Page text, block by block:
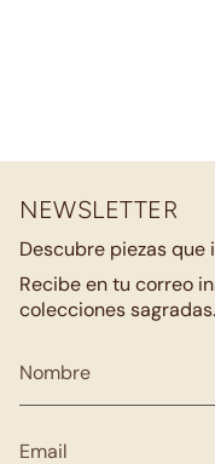
NEWSLETTER
Descubre piezas que
Recibe en tu correo
colecciones sagradas.